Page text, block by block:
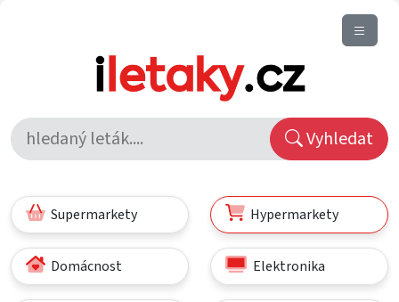
Vyhledat
Supermarkety Hypermarkety
Domácnost Elektronika